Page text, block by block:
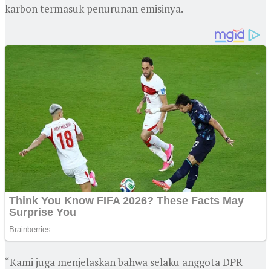
karbon termasuk penurunan emisinya.
“Kami juga menjelaskan bahwa selaku anggota DPR